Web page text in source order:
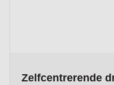
Zelfcentrerende
The price depends on